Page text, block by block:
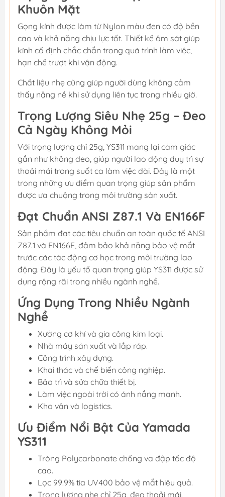
Khuôn Mặt
Gọng kính được làm từ Nylon màu đen có độ bền
cao và khả năng chịu lực tốt. Thiết kế ôm sát giúp
kính cố định chắc chắn trong quá trình làm việc,
hạn chế trượt khi vận động.
Chất liệu nhẹ cũng giúp người dùng không cảm
thấy nặng nề khi sử dụng liên tục trong nhiều giờ.
Trọng Lượng Siêu Nhẹ 25g – Đeo
Cả Ngày Không Mỏi
Với trọng lượng chỉ 25g, YS311 mang lại cảm giác
gần như không đeo, giúp người lao động duy trì sự
thoải mái trong suốt ca làm việc dài. Đây là một
trong những ưu điểm quan trọng giúp sản phẩm
được ưa chuộng trong môi trường sản xuất.
Đạt Chuẩn ANSI Z87.1 Và EN166F
Sản phẩm đạt các tiêu chuẩn an toàn quốc tế ANSI
Z87.1 và EN166F, đảm bảo khả năng bảo vệ mắt
trước các tác động cơ học trong môi trường lao
động. Đây là yếu tố quan trọng giúp YS311 được sử
dụng rộng rãi trong nhiều ngành nghề.
Ứng Dụng Trong Nhiều Ngành
Nghề
Xưởng cơ khí và gia công kim loại.
Nhà máy sản xuất và lắp ráp.
Công trình xây dựng.
Khai thác và chế biến công nghiệp.
Bảo trì và sửa chữa thiết bị.
Làm việc ngoài trời có ánh nắng mạnh.
Kho vận và logistics.
Ưu Điểm Nổi Bật Của Yamada
YS311
Tròng Polycarbonate chống va đập tốc độ
cao.
Lọc 99.9% tia UV400 bảo vệ mắt hiệu quả.
Trọng lượng nhẹ chỉ 25g, đeo thoải mái.